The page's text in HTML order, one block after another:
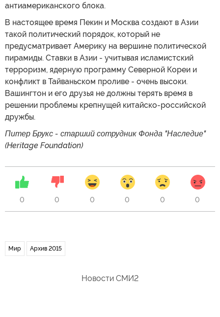
антиамериканского блока.
В настоящее время Пекин и Москва создают в Азии
такой политический порядок, который не
предусматривает Америку на вершине политической
пирамиды. Ставки в Азии - учитывая исламистский
терроризм, ядерную программу Северной Кореи и
конфликт в Тайваньском проливе - очень высоки.
Вашингтон и его друзья не должны терять время в
решении проблемы крепнущей китайско-российской
дружбы.
Питер Брукс - старший сотрудник Фонда "Наследие"
(Heritage Foundation)
0 0 0 0 0 0
Мир Архив 2015
Новости СМИ2